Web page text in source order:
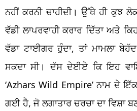
ਨਹੀਂ ਕਰਨੀ ਚਾਹੀਦੀ। ਉੱਥੇ ਹੀ ਕੁਝ
ਵੱਡੀ ਲਾਪਰਵਾਹੀ ਕਰਾਰ ਦਿੱਤਾ ਅਤੇ
ਵੱਡਾ ਟਾਈਗਰ ਹੁੰਦਾ, ਤਾਂ ਮਾਮਲਾ
ਸਕਦਾ ਸੀ। ਦੱਸ ਦੇਈਏ ਕਿ ਇਹ
‘Azhars Wild Empire’ ਨਾਮ ਦੇ
ਗਈ ਹੈ, ਜੋ ਲਗਾਤਾਰ ਚਰਚਾ ਦਾ ਵਿਸ਼ਾ